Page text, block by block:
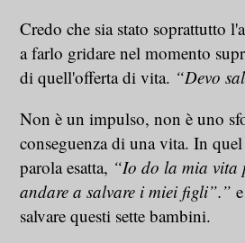
Credo che sia stato soprattutto
a farlo gridare nel momento
di quell'offerta di vita. “Devo
Non è un impulso, non è uno
conseguenza di una vita. In
parola esatta, “Io do la mia vita
andare a salvare i miei figli”.”
salvare questi sette bambini.